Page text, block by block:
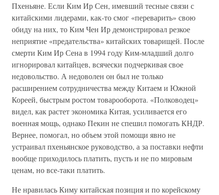
Пхеньяне. Если Ким Ир Сен, имевший тесные связи с
китайскими лидерами, как-то смог «переварить» свою
обиду на них, то Ким Чен Ир демонстрировал резкое
неприятие «предательства» китайских товарищей. После
смерти Ким Ир Сена в 1994 году Ким-младший долго
игнорировал китайцев, всячески подчеркивая свое
недовольство. А недоволен он был не только
расширением сотрудничества между Китаем и Южной
Кореей, быстрым ростом товарооборота. «Полководец»
видел, как растет экономика Китая, усиливается его
военная мощь, однако Пекин не спешил помогать КНДР.
Вернее, помогал, но объем этой помощи явно не
устраивал пхеньянское руководство, а за поставки нефти
вообще приходилось платить, пусть и не по мировым
ценам, но все-таки платить.
Не нравилась Киму китайская позиция и по корейскому